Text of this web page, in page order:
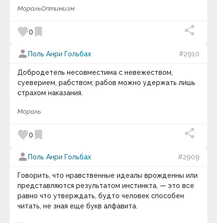
Валентина-Софи
Валерий Александрович Куринский
Василий Осипович Ключевский
Вашингтон Ирвинг
Венедикт Ерофеев
Вера Павлова
Вергилий
Вернер Гайзенберг
Веслав Брудзиньский
Вивьен Ли
Викентий Викентьевич Вересаев
Викрамачарита
Виктор Гюго
Виктор Франкл
Вилейанур Рамачандран
Вилли Нельсон
Вильгельм Буш
Вильгельм Гумбольдт
МоральОптимизм
favorite0 bookmark
person Поль Анри Гольбах #2910
Добродетель несовместима с невежеством,
суеверием, рабством; рабов можно удержать лишь
страхом наказания.
Мораль
favorite0 bookmark
person Поль Анри Гольбах #2909
Говорить, что нравственные идеалы врожденны или
представляются результатом инстинкта, — это все
равно что утверждать, будто человек способен
читать, не зная еще букв алфавита.